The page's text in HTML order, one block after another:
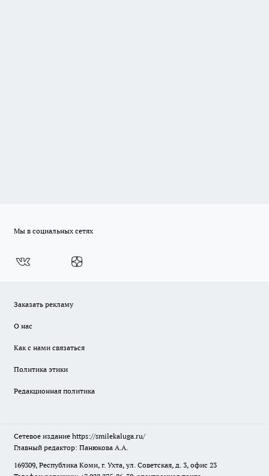
Мы в социальных сетях
Заказать рекламу
О нас
Как с нами связаться
Политика этики
Редакционная политика
Сетевое издание https://smilekaluga.ru/
Главный редактор: Панюкова А.А.
169309, Республика Коми, г. Ухта, ул. Советская, д. 3, офис 23